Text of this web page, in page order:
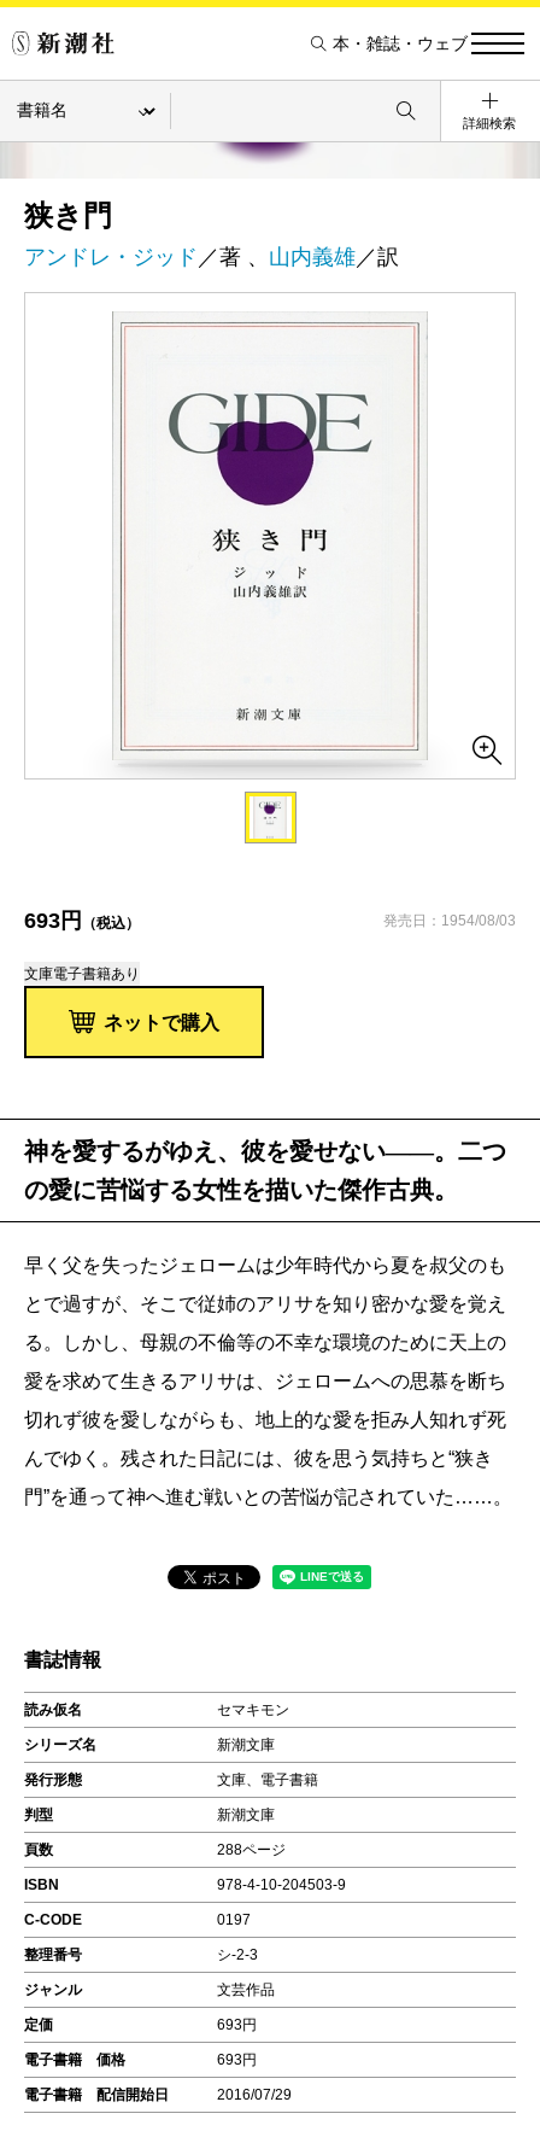
本・雑誌・ウェブ
詳細検索
狭き門
アンドレ・ジッド ／著 、 山内義雄／訳
693円 （税込） 発売日：1954/08/03
文庫電子書籍あり
ネットで購入
神を愛するがゆえ、彼を愛せない――。二つ
の愛に苦悩する女性を描いた傑作古典。
早く父を失ったジェロームは少年時代から夏を叔父のも
とで過すが、そこで従姉のアリサを知り密かな愛を覚え
る。しかし、母親の不倫等の不幸な環境のために天上の
愛を求めて生きるアリサは、ジェロームへの思慕を断ち
切れず彼を愛しながらも、地上的な愛を拒み人知れず死
んでゆく。残された日記には、彼を思う気持ちと“狭き
門”を通って神へ進む戦いとの苦悩が記されていた……。
書誌情報
読み仮名 セマキモン
シリーズ名 新潮文庫
発行形態 文庫、電子書籍
判型 新潮文庫
頁数 288ページ
ISBN 978-4-10-204503-9
C-CODE 0197
整理番号 シ-2-3
ジャンル 文芸作品
定価 693円
電子書籍 価格 693円
電子書籍 配信開始日 2016/07/29